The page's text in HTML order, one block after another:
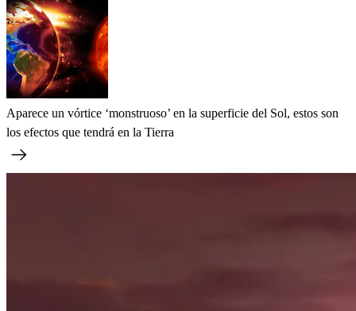
Aparece un vórtice ‘monstruoso’ en la superficie del Sol, estos son
los efectos que tendrá en la Tierra